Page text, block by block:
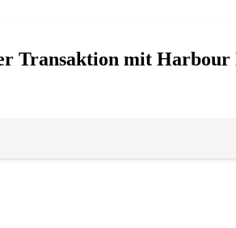
Transaktion mit Harbour